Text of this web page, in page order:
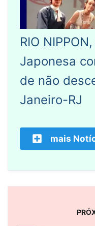
RIO
Japonesa
de não
Janeiro-RJ
mais